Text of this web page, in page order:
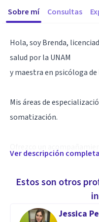
Sobre mí Consultas
Hola, soy Brenda,
salud por la UNAM
y maestra en psicóloga de
Mis áreas de
somatización.
racional y consciente,
dimensión interior y
Ver descripción completa
Estos son otros
Jessica